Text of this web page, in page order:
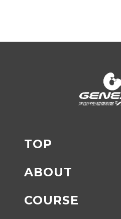
TOP
ABOUT
COURSE